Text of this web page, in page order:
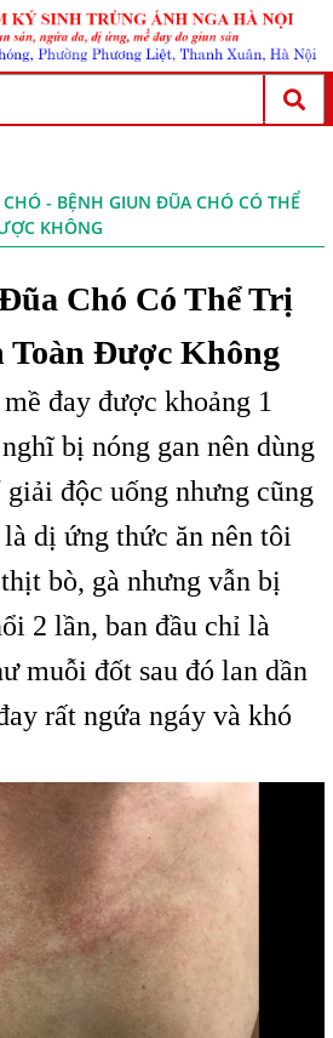
- BỆNH GIUN ĐŨA CHÓ CÓ THỂ
KHÔNG
Chó Có Thể Trị
Toàn Được Không
đay được khoảng 1
bị nóng gan nên dùng
độc uống nhưng cũng
dị ứng thức ăn nên tôi
bò, gà nhưng vẫn bị
2 lần, ban đầu chỉ là
muỗi đốt sau đó lan dần
rất ngứa ngáy và khó